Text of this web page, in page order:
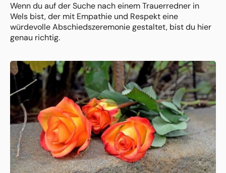
Wenn du auf der Suche nach einem Trauerredner in
Wels bist, der mit Empathie und Respekt eine
würdevolle Abschiedszeremonie gestaltet, bist du hier
genau richtig.